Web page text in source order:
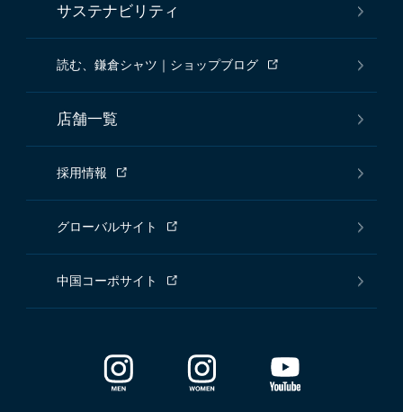
サステナビリティ
読む、鎌倉シャツ｜ショップブログ
店舗一覧
採用情報
グローバルサイト
中国コーポサイト